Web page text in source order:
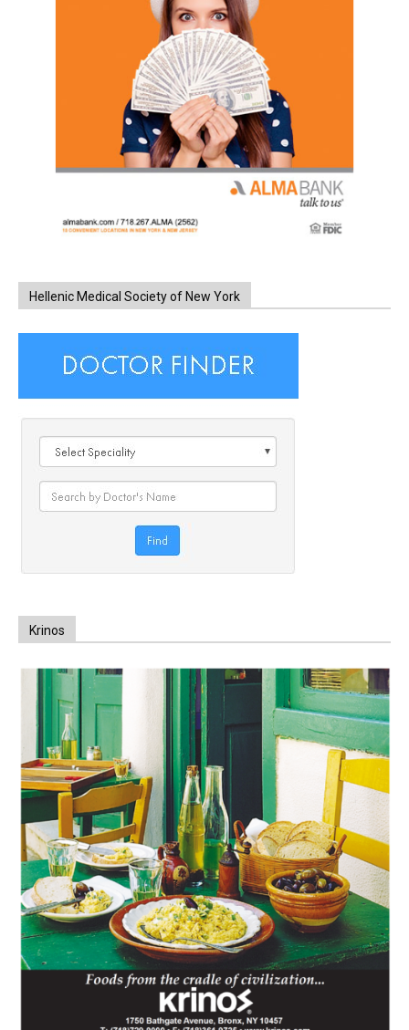
Hellenic Medical Society of New York
Krinos